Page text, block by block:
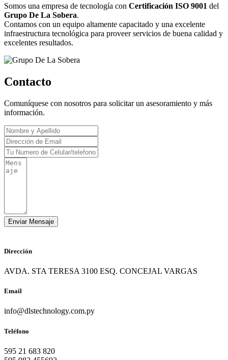
Somos una empresa de tecnología con Certificación ISO 9001 del
Grupo De La Sobera.
Contamos con un equipo altamente capacitado y una excelente
infraestructura tecnológica para proveer servicios de buena calidad y
excelentes resultados.
Contacto
Comuníquese con nosotros para solicitar un asesoramiento y más
información.
Dirección
AVDA. STA TERESA 3100 ESQ. CONCEJAL VARGAS
Email
info@dlstechnology.com.py
Teléfono
595 21 683 820